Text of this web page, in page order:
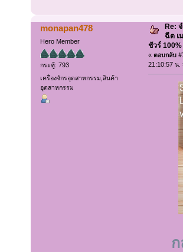
monapan478
Hero Member
กระทู้: 793
เครื่องจักรอุตสาหกรรม,สินค้า
อุตสาหกรรม
Re:
ฉีด เ
ชัวร์
«ตอบกลับ
21:10:57 น.